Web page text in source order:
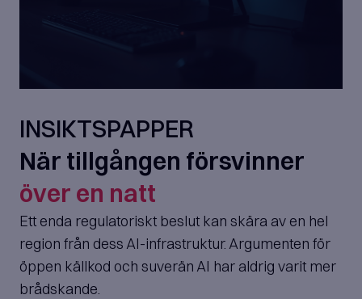
INSIKTSPAPPER
När tillgången försvinner
över en natt
Ett enda regulatoriskt beslut kan skära av en hel
region från dess AI-infrastruktur. Argumenten för
öppen källkod och suverän AI har aldrig varit mer
brådskande.